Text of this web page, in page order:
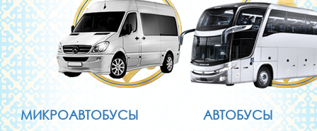
МИКРОАВТОБУСЫ АВТОБУСЫ